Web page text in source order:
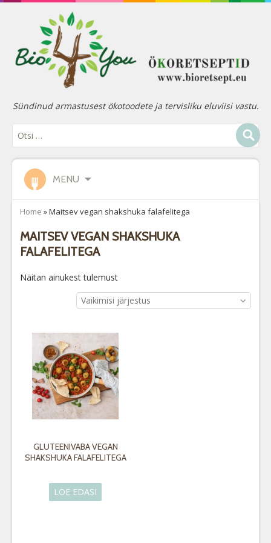
Sündinud armastusest ökotoodete ja tervisliku eluviisi vastu.
MENU
Home »Maitsev vegan shakshuka falafelitega
MAITSEV VEGAN SHAKSHUKA
FALAFELITEGA
Näitan ainukest tulemust
Vaikimisi järjestus
GLUTEENIVABA VEGAN
SHAKSHUKA FALAFELITEGA
LOE EDASI